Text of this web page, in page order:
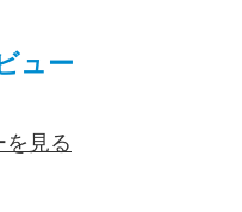
ュー
を見る